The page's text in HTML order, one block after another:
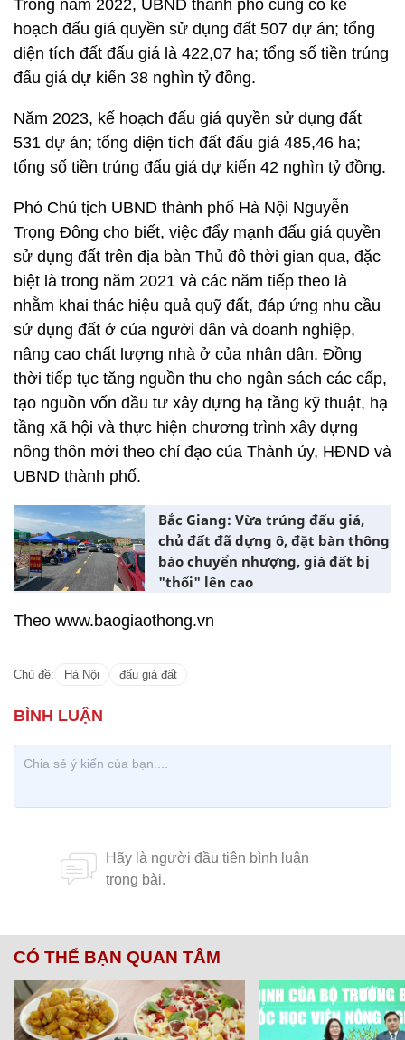
Trong năm 2022, UBND thành phố cũng có kế
hoạch đấu giá quyền sử dụng đất 507 dự án; tổng
diện tích đất đấu giá là 422,07 ha; tổng số tiền trúng
đấu giá dự kiến 38 nghìn tỷ đồng.
Năm 2023, kế hoạch đấu giá quyền sử dụng đất
531 dự án; tổng diện tích đất đấu giá 485,46 ha;
tổng số tiền trúng đấu giá dự kiến 42 nghìn tỷ đồng.
Phó Chủ tịch UBND thành phố Hà Nội Nguyễn
Trọng Đông cho biết, việc đẩy mạnh đấu giá quyền
sử dụng đất trên địa bàn Thủ đô thời gian qua, đặc
biệt là trong năm 2021 và các năm tiếp theo là
nhằm khai thác hiệu quả quỹ đất, đáp ứng nhu cầu
sử dụng đất ở của người dân và doanh nghiệp,
nâng cao chất lượng nhà ở của nhân dân. Đồng
thời tiếp tục tăng nguồn thu cho ngân sách các cấp,
tạo nguồn vốn đầu tư xây dựng hạ tầng kỹ thuật, hạ
tầng xã hội và thực hiện chương trình xây dựng
nông thôn mới theo chỉ đạo của Thành ủy, HĐND và
UBND thành phố.
Bắc Giang: Vừa trúng đấu giá,
chủ đất đã dựng ô, đặt bàn thông
báo chuyển nhượng, giá đất bị
"thổi" lên cao
Theo www.baogiaothong.vn
Chủ đề: Hà Nội đấu giá đất
CÓ THỂ BẠN QUAN TÂM